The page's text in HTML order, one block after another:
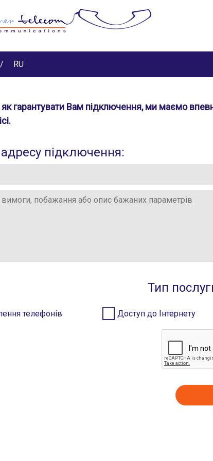
/ RU
гарантувати Вам підключення, ми маємо
підключення:
Тип
телефонів Доступ до Інтернету